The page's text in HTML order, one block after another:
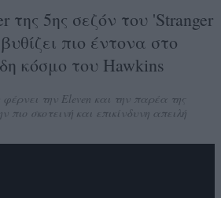
της 5ης σεζόν του 'Stranger
πιο έντονα στο
κόσμο του Hawkins
την Eleven και την παρέα της
πιο σκοτεινή και επικίνδυνη απειλή